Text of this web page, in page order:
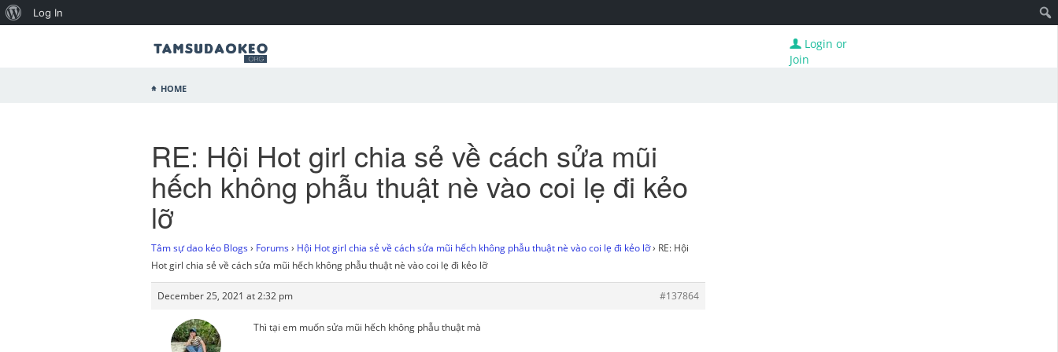
Login or
Join
Home
RE: Hội Hot girl chia sẻ về cách sửa mũi
hếch không phẫu thuật nè vào coi lẹ đi kẻo
lỡ
Tâm sự dao kéo Blogs › Forums › Hội Hot girl chia sẻ về cách sửa mũi hếch không phẫu thuật nè vào coi lẹ đi kẻo lỡ › RE: Hội
Hot girl chia sẻ về cách sửa mũi hếch không phẫu thuật nè vào coi lẹ đi kẻo lỡ
December 25, 2021 at 2:32 pm #137864
Thì tại em muốn sửa mũi hếch không phẫu thuật mà
Log In